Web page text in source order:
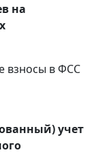
на
взносы в ФСС
учет